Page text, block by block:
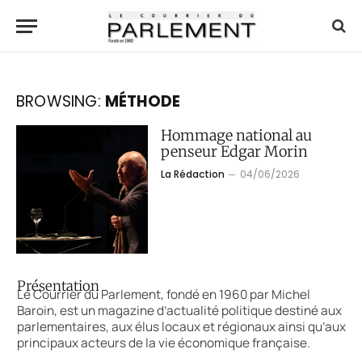
BROWSING: MÉTHODE
Hommage national au
penseur Edgar Morin
La Rédaction 04/06/2026
Présentation
Le Courrier du Parlement, fondé en 1960 par Michel
Baroin, est un magazine d’actualité politique destiné aux
parlementaires, aux élus locaux et régionaux ainsi qu’aux
principaux acteurs de la vie économique française.